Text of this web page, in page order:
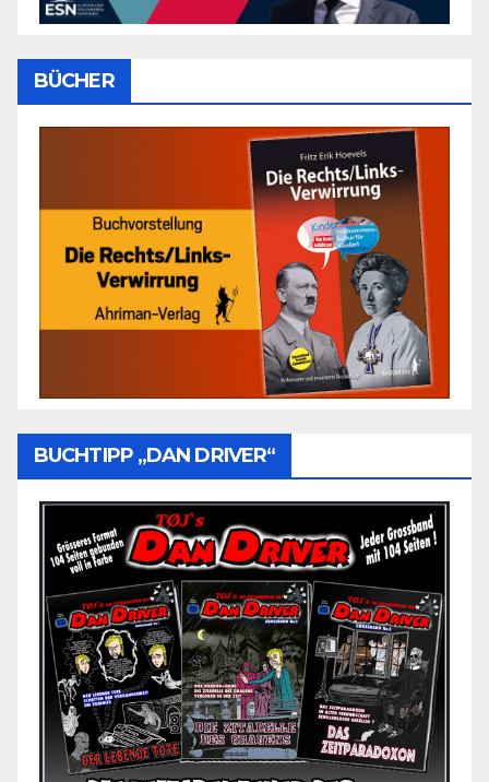
BÜCHER
BUCHTIPP „DAN DRIVER“